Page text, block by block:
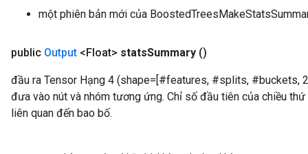
một phiên bản mới của
public Output <Float> statsSummary ()
đầu ra Tensor Hạng 4 (shape=[#features, #splits, #buckets,
đưa vào nút và nhóm tương ứng. Chỉ số đầu tiên của chiều
liên quan đến bao bố.